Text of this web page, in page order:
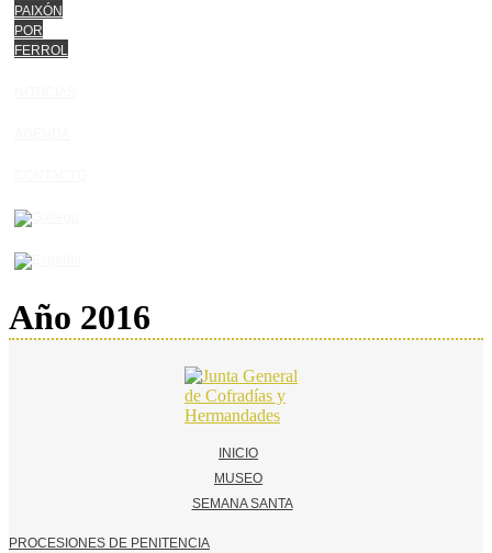
PAIXÓN
POR
FERROL
Año 2016
INICIO
MUSEO
SEMANA SANTA
PROCESIONES DE PENITENCIA